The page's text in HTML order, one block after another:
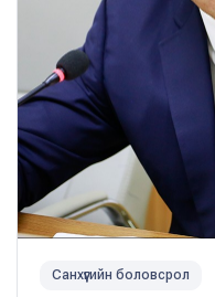
Санхүүгийн боловсрол